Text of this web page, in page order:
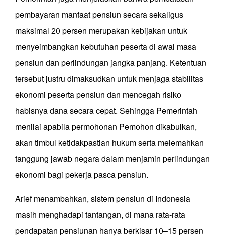
pembayaran manfaat pensiun secara sekaligus
maksimal 20 persen merupakan kebijakan untuk
menyeimbangkan kebutuhan peserta di awal masa
pensiun dan perlindungan jangka panjang. Ketentuan
tersebut justru dimaksudkan untuk menjaga stabilitas
ekonomi peserta pensiun dan mencegah risiko
habisnya dana secara cepat. Sehingga Pemerintah
menilai apabila permohonan Pemohon dikabulkan,
akan timbul ketidakpastian hukum serta melemahkan
tanggung jawab negara dalam menjamin perlindungan
ekonomi bagi pekerja pasca pensiun.
Arief menambahkan, sistem pensiun di Indonesia
masih menghadapi tantangan, di mana rata-rata
pendapatan pensiunan hanya berkisar 10–15 persen